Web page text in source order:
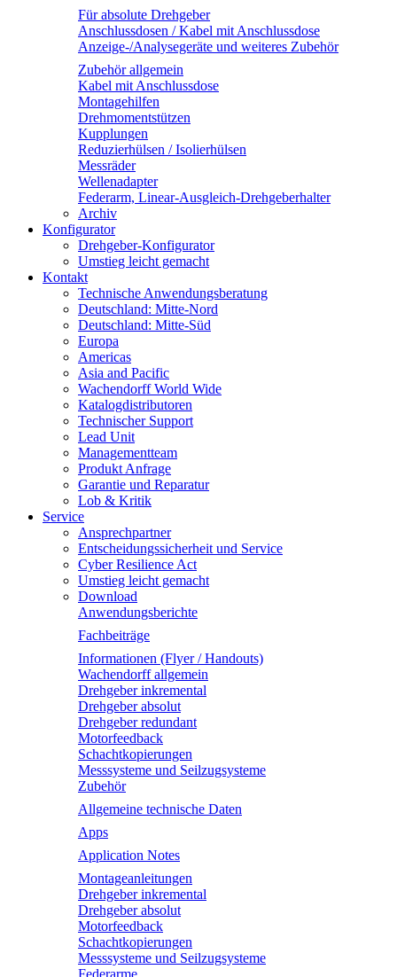
Für absolute Drehgeber
Anschlussdosen / Kabel mit Anschlussdose
Anzeige-/Analysegeräte und weiteres Zubehör
Zubehör allgemein
Kabel mit Anschlussdose
Montagehilfen
Drehmomentstützen
Kupplungen
Reduzierhülsen / Isolierhülsen
Messräder
Wellenadapter
Federarm, Linear-Ausgleich-Drehgeberhalter
Archiv
Konfigurator
Drehgeber-Konfigurator
Umstieg leicht gemacht
Kontakt
Technische Anwendungsberatung
Deutschland: Mitte-Nord
Deutschland: Mitte-Süd
Europa
Americas
Asia and Pacific
Wachendorff World Wide
Katalogdistributoren
Technischer Support
Lead Unit
Managementteam
Produkt Anfrage
Garantie und Reparatur
Lob & Kritik
Service
Ansprechpartner
Entscheidungssicherheit und Service
Cyber Resilience Act
Umstieg leicht gemacht
Download
Anwendungsberichte
Fachbeiträge
Informationen (Flyer / Handouts)
Wachendorff allgemein
Drehgeber inkremental
Drehgeber absolut
Drehgeber redundant
Motorfeedback
Schachtkopierungen
Messsysteme und Seilzugsysteme
Zubehör
Allgemeine technische Daten
Apps
Application Notes
Montageanleitungen
Drehgeber inkremental
Drehgeber absolut
Motorfeedback
Schachtkopierungen
Messsysteme und Seilzugsysteme
Federarme